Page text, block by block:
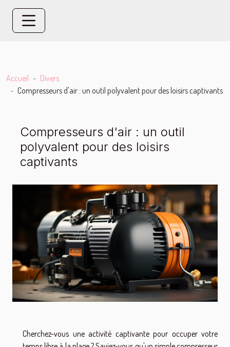
Accueil
Divers
Compresseurs d'air : un outil polyvalent pour des loisirs captivants
Compresseurs d'air : un outil
polyvalent pour des loisirs
captivants
Cherchez-vous une activité captivante pour occuper votre